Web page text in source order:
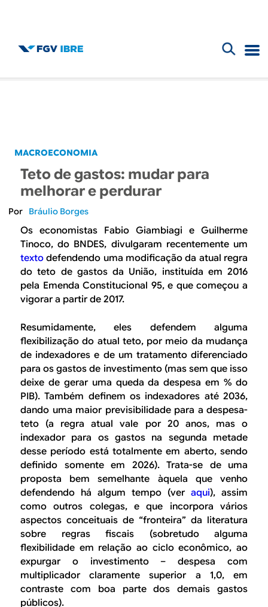
B
g
o
B
R
o
á
i
o
d
e
u
s
c
a
MACROECONOMIA
Teto de gastos: mudar para
melhorar e perdurar
Bráulio Borges
Os economistas Fabio Giambiagi e Guilherme
Tinoco, do BNDES, divulgaram recentemente um
texto defendendo uma modificação da atual regra
do teto de gastos da União, instituída em 2016
pela Emenda Constitucional 95, e que começou a
vigorar a partir de 2017.
Resumidamente, eles defendem alguma
flexibilização do atual teto, por meio da mudança
de indexadores e de um tratamento diferenciado
para os gastos de investimento (mas sem que isso
deixe de gerar uma queda da despesa em % do
PIB). Também definem os indexadores até 2036,
dando uma maior previsibilidade para a despesa-
teto (a regra atual vale por 20 anos, mas o
indexador para os gastos na segunda metade
desse período está totalmente em aberto, sendo
definido somente em 2026). Trata-se de uma
proposta bem semelhante àquela que venho
defendendo há algum tempo (ver aqui), assim
como outros colegas, e que incorpora vários
aspectos conceituais de “fronteira” da literatura
sobre regras fiscais (sobretudo alguma
flexibilidade em relação ao ciclo econômico, ao
expurgar o investimento – despesa com
multiplicador claramente superior a 1,0, em
contraste com boa parte dos demais gastos
públicos).